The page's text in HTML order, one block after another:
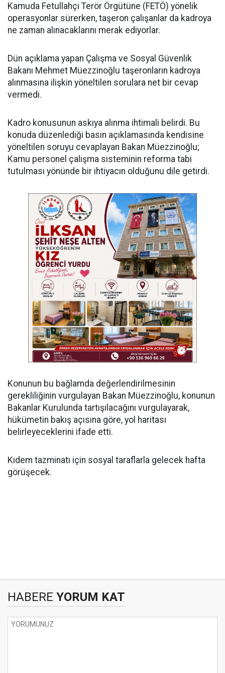
Kamuda Fetullahçı Terör Örgütüne (FETÖ) yönelik
operasyonlar sürerken, taşeron çalışanlar da kadroya
ne zaman alınacaklarını merak ediyorlar.
Dün açıklama yapan Çalışma ve Sosyal Güvenlik
Bakanı Mehmet Müezzinoğlu taşeronların kadroya
alınmasına ilişkin yöneltilen sorulara net bir cevap
vermedi.
Kadro konusunun askıya alınma ihtimali belirdi. Bu
konuda düzenlediği basın açıklamasında kendisine
yöneltilen soruyu cevaplayan Bakan Müezzinoğlu;
Kamu personel çalışma sisteminin reforma tabi
tutulması yönünde bir ihtiyacın olduğunu dile getirdi.
Konunun bu bağlamda değerlendirilmesinin
gerekliliğinin vurgulayan Bakan Müezzinoğlu, konunun
Bakanlar Kurulunda tartışılacağını vurgulayarak,
hükümetin bakış açısına göre, yol haritası
belirleyeceklerini ifade etti.
Kıdem tazminatı için sosyal taraflarla gelecek hafta
görüşecek.
HABERE YORUM KAT